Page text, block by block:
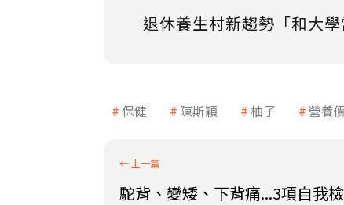
退休養生村新趨勢「和大
保健 陳斯穎 柚子 營養
駝背、變矮、下背痛...3項自我